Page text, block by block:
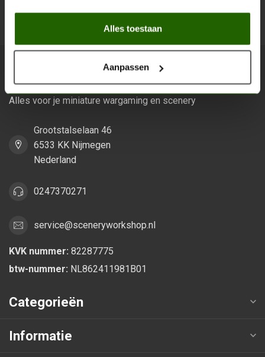
Alles toestaan
Aanpassen
Scenery Workshop BV
Alles voor je miniature wargaming en scenery
Grootstalselaan 46
6533 KK Nijmegen
Nederland
0247370271
service@sceneryworkshop.nl
KVK nummer: 82287775
btw-nummer: NL862411981B01
Categorieën
Informatie